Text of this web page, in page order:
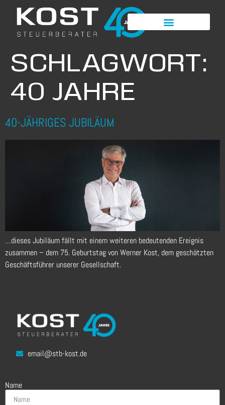
SCHLAGWORT:
40 JAHRE
40-JÄHRIGES JUBILÄUM
…dieses Jubiläum fällt mit einem weiteren bedeutenden Ereignis
zusammen – dem 75. Geburtstag von Werner Kost, dem geschätzten
Geschäftsführer unserer Gesellschaft.
email@stb-kost.de
Name